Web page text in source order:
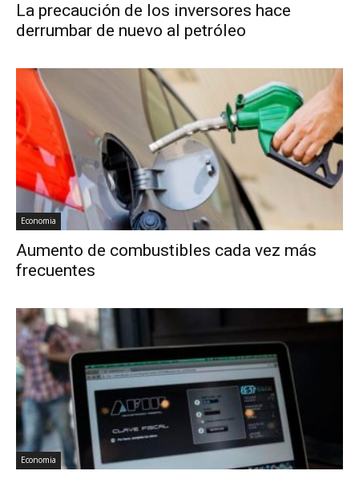
La precaución de los inversores hace
derrumbar de nuevo al petróleo
Economia
Aumento de combustibles cada vez más
frecuentes
Economia